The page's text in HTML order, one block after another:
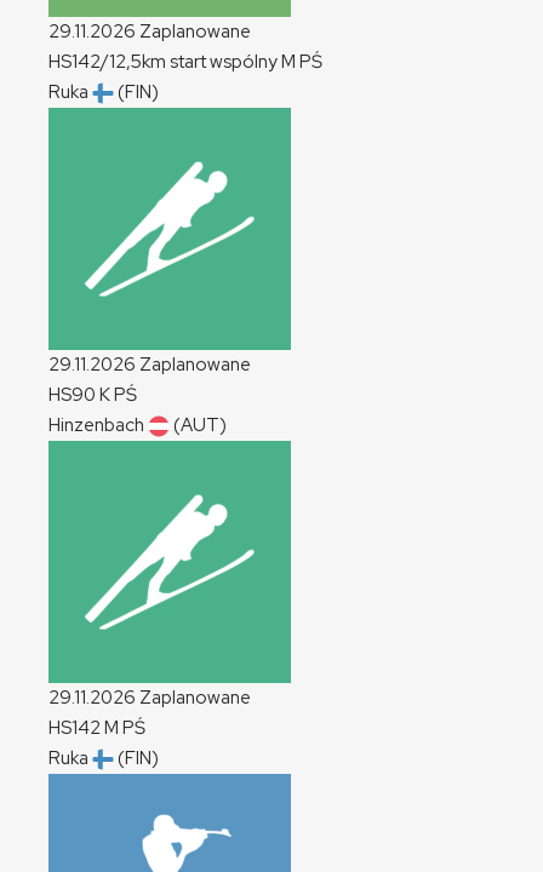
29.11.2026 Zaplanowane
HS142/12,5km start wspólnyM PŚ
Ruka
(FIN)
29.11.2026 Zaplanowane
HS90 KPŚ
Hinzenbach
(AUT)
29.11.2026 Zaplanowane
HS142M PŚ
Ruka
(FIN)